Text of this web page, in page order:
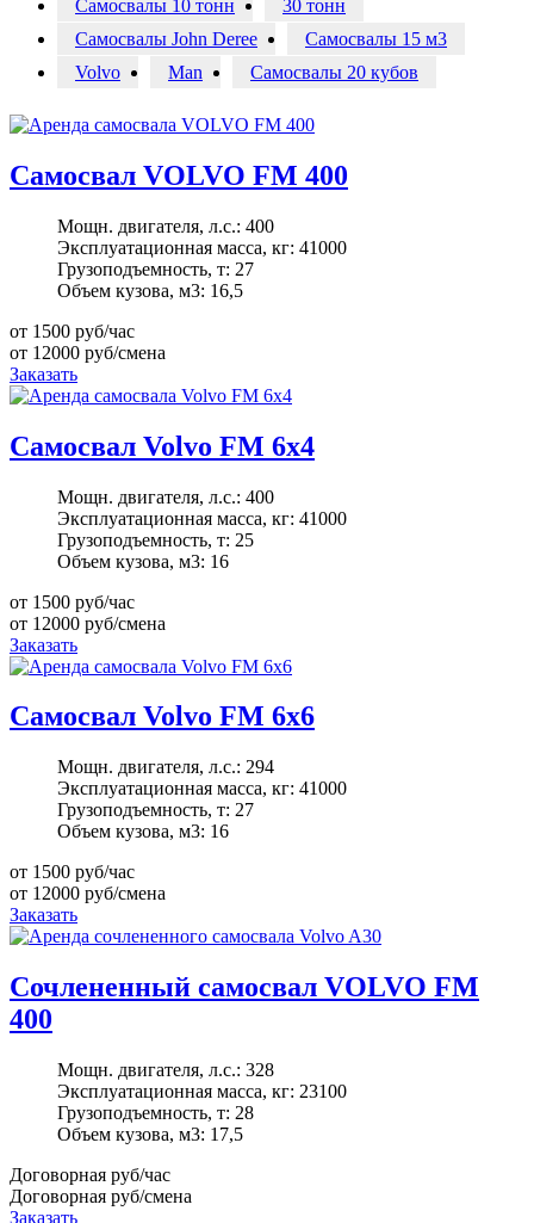
Самосвалы 10 тонн
30 тонн
Самосвалы John Deree
Самосвалы 15 м3
Volvo
Man Самосвалы 20 кубов
Самосвал VOLVO FM 400
Мощн. двигателя, л.с.: 400
Эксплуатационная масса, кг: 41000
Грузоподъемность, т: 27
Объем кузова, м3: 16,5
от 1500 руб/час
от 12000 руб/смена
Заказать
Самосвал Volvo FM 6x4
Мощн. двигателя, л.с.: 400
Эксплуатационная масса, кг: 41000
Грузоподъемность, т: 25
Объем кузова, м3: 16
от 1500 руб/час
от 12000 руб/смена
Заказать
Самосвал Volvo FM 6x6
Мощн. двигателя, л.с.: 294
Эксплуатационная масса, кг: 41000
Грузоподъемность, т: 27
Объем кузова, м3: 16
от 1500 руб/час
от 12000 руб/смена
Заказать
Cочлененный самосвал VOLVO FM
400
Мощн. двигателя, л.с.: 328
Эксплуатационная масса, кг: 23100
Грузоподъемность, т: 28
Объем кузова, м3: 17,5
Договорная руб/час
Договорная руб/смена
Заказать